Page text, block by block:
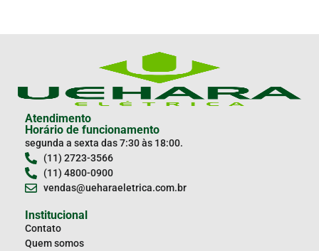
Atendimento
Horário de funcionamento
segunda a sexta das 7:30 às 18:00.
(11) 2723-3566
(11) 4800-0900
vendas@ueharaeletrica.com.br
Institucional
Contato
Quem somos